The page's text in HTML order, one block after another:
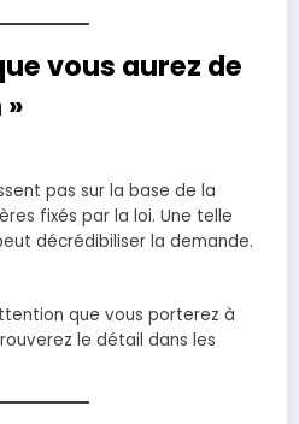
vous aurez de
pas sur la base de la
fixés par la loi. Une telle
décrédibiliser la demande.
que vous porterez à
le détail dans les